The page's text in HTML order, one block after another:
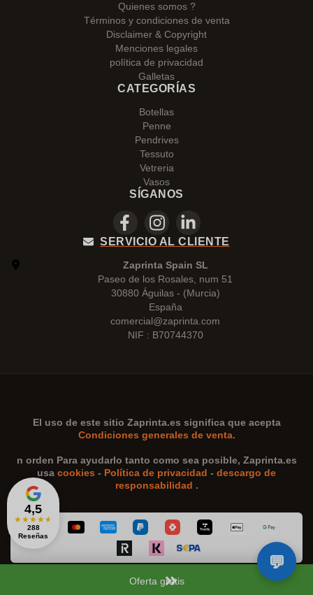
Oferta gratis
4,5
★★★★★
288
Reseñas
Quienes somos ?
Términos y condiciones de venta
Disclaimer & Copyright
Menciones legales
política de privacidad
Galletas
CATEGORÍAS
Botellas
Penne
Pendrives
Tessuto
Vetreria
Vasos
SÍGANOS
SERVICIO AL CLIENTE
Zaprinta Spain SL
Paseo de los Rosales, num 51
30880 Águilas - (Murcia)
España
comercial@zaprinta.com
NIF : B70744370
El uso de este sitio Zaprinta.es significa que acepta
Condiciones generales de venta.
n orden Para ayudarlo tanto como sea posible, Zaprinta.es
usa cookies - Política de privacidad - descargo de
responsabilidad .